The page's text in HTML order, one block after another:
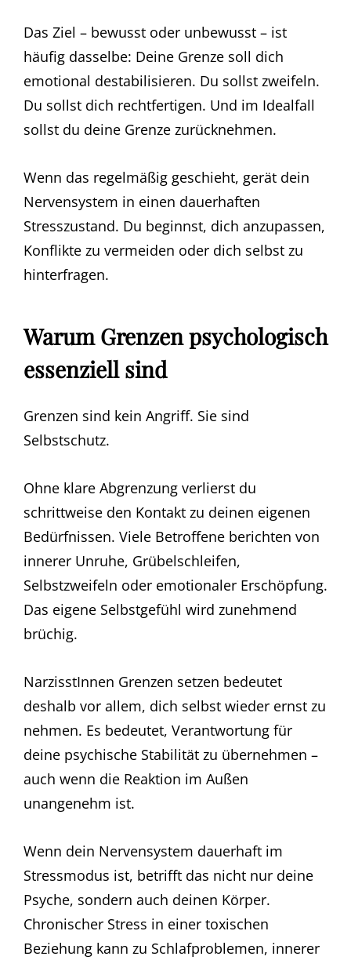
Das Ziel – bewusst oder unbewusst – ist
häufig dasselbe: Deine Grenze soll dich
emotional destabilisieren. Du sollst zweifeln.
Du sollst dich rechtfertigen. Und im Idealfall
sollst du deine Grenze zurücknehmen.
Wenn das regelmäßig geschieht, gerät dein
Nervensystem in einen dauerhaften
Stresszustand. Du beginnst, dich anzupassen,
Konflikte zu vermeiden oder dich selbst zu
hinterfragen.
Warum Grenzen psychologisch
essenziell sind
Grenzen sind kein Angriff. Sie sind
Selbstschutz.
Ohne klare Abgrenzung verlierst du
schrittweise den Kontakt zu deinen eigenen
Bedürfnissen. Viele Betroffene berichten von
innerer Unruhe, Grübelschleifen,
Selbstzweifeln oder emotionaler Erschöpfung.
Das eigene Selbstgefühl wird zunehmend
brüchig.
NarzisstInnen Grenzen setzen bedeutet
deshalb vor allem, dich selbst wieder ernst zu
nehmen. Es bedeutet, Verantwortung für
deine psychische Stabilität zu übernehmen –
auch wenn die Reaktion im Außen
unangenehm ist.
Wenn dein Nervensystem dauerhaft im
Stressmodus ist, betrifft das nicht nur deine
Psyche, sondern auch deinen Körper.
Chronischer Stress in einer toxischen
Beziehung kann zu Schlafproblemen, innerer